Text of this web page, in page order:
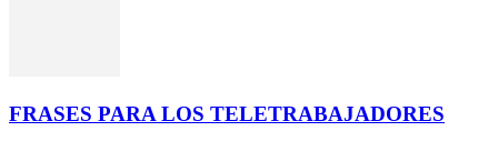
FRASES PARA LOS TELETRABAJADORES